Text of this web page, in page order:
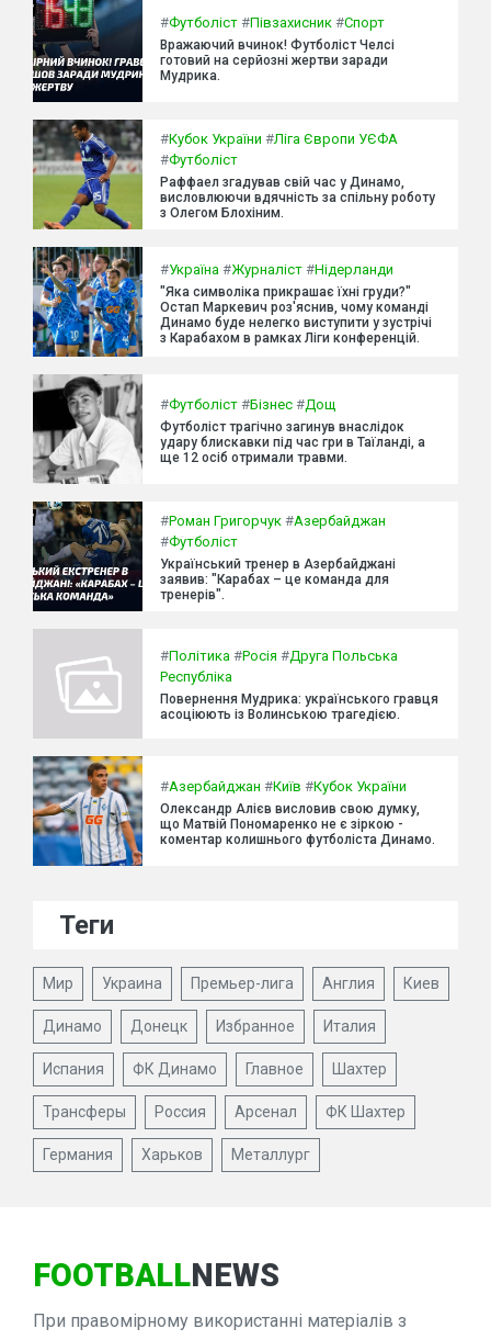
#Футболіст #Півзахисник #Спорт
Вражаючий вчинок! Футболіст Челсі
готовий на серйозні жертви заради
Мудрика.
#Кубок України #Ліга Європи УЄФА
#Футболіст
Раффаел згадував свій час у Динамо,
висловлюючи вдячність за спільну роботу
з Олегом Блохіним.
#Україна #Журналіст #Нідерланди
"Яка символіка прикрашає їхні груди?"
Остап Маркевич роз'яснив, чому команді
Динамо буде нелегко виступити у зустрічі
з Карабахом в рамках Ліги конференцій.
#Футболіст #Бізнес #Дощ
Футболіст трагічно загинув внаслідок
удару блискавки під час гри в Таїланді, а
ще 12 осіб отримали травми.
#Роман Григорчук #Азербайджан
#Футболіст
Український тренер в Азербайджані
заявив: "Карабах – це команда для
тренерів".
#Політика #Росія #Друга Польська
Республіка
Повернення Мудрика: українського гравця
асоціюють із Волинською трагедією.
#Азербайджан #Київ #Кубок України
Олександр Алієв висловив свою думку,
що Матвій Пономаренко не є зіркою -
коментар колишнього футболіста Динамо.
Теги
Мир Украина Премьер-лига Англия Киев
Динамо Донецк Избранное Италия
Испания ФК Динамо Главное Шахтер
Трансферы Россия Арсенал ФК Шахтер
Германия Харьков Металлург
FOOTBALLNEWS
При правомірному використанні матеріалів з